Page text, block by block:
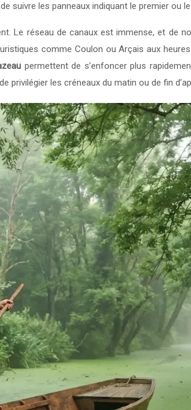
suivre les panneaux indiquant le premier ou
Le réseau de canaux est immense, et de
comme Coulon ou Arçais aux
permettent de s’enfoncer plus
privilégier les créneaux du matin ou de fin